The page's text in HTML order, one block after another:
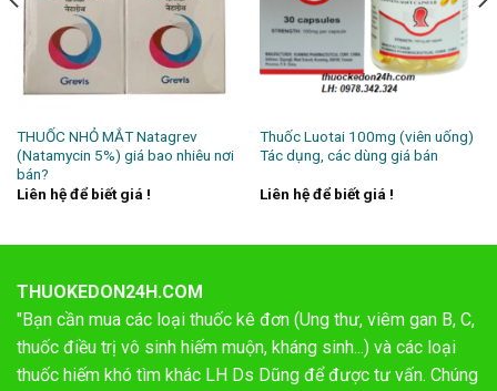
THUỐC NHỎ MẮT Natagrev
(Natamycin 5%) giá bao nhiêu nơi
bán?
Liên hệ để biết giá !
Thuốc Luotai 100mg (viên uống)
Tác dụng, các dùng giá bán
Liên hệ để biết giá !
THUOKEDON24H.COM
"Bạn cần mua các loại thuốc kê đơn (Ung thư, viêm gan B, C,
thuốc điều trị vô sinh hiếm muộn, kháng sinh...) và các loại
thuốc hiếm khó tìm khác LH Ds Dũng để được tư vấn. Chúng